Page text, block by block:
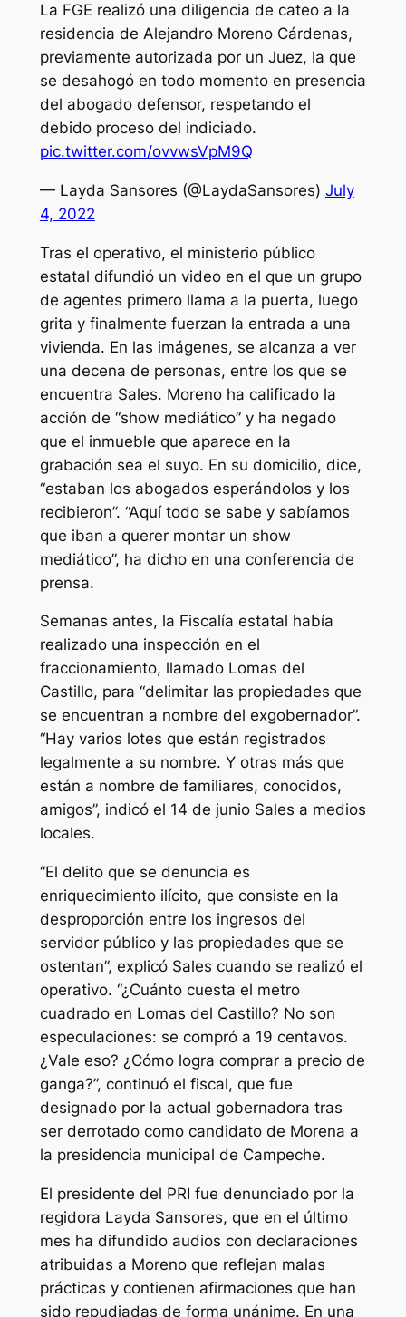
La FGE realizó una diligencia de cateo a la
residencia de Alejandro Moreno Cárdenas,
previamente autorizada por un Juez, la que
se desahogó en todo momento en presencia
del abogado defensor, respetando el
debido proceso del indiciado.
pic.twitter.com/ovvwsVpM9Q
— Layda Sansores (@LaydaSansores) July
4, 2022
Tras el operativo, el ministerio público
estatal difundió un video en el que un grupo
de agentes primero llama a la puerta, luego
grita y finalmente fuerzan la entrada a una
vivienda. En las imágenes, se alcanza a ver
una decena de personas, entre los que se
encuentra Sales. Moreno ha calificado la
acción de “show mediático” y ha negado
que el inmueble que aparece en la
grabación sea el suyo. En su domicilio, dice,
“estaban los abogados esperándolos y los
recibieron”. “Aquí todo se sabe y sabíamos
que iban a querer montar un show
mediático”, ha dicho en una conferencia de
prensa.
Semanas antes, la Fiscalía estatal había
realizado una inspección en el
fraccionamiento, llamado Lomas del
Castillo, para “delimitar las propiedades que
se encuentran a nombre del exgobernador”.
“Hay varios lotes que están registrados
legalmente a su nombre. Y otras más que
están a nombre de familiares, conocidos,
amigos”, indicó el 14 de junio Sales a medios
locales.
“El delito que se denuncia es
enriquecimiento ilícito, que consiste en la
desproporción entre los ingresos del
servidor público y las propiedades que se
ostentan”, explicó Sales cuando se realizó el
operativo. “¿Cuánto cuesta el metro
cuadrado en Lomas del Castillo? No son
especulaciones: se compró a 19 centavos.
¿Vale eso? ¿Cómo logra comprar a precio de
ganga?”, continuó el fiscal, que fue
designado por la actual gobernadora tras
ser derrotado como candidato de Morena a
la presidencia municipal de Campeche.
El presidente del PRI fue denunciado por la
regidora Layda Sansores, que en el último
mes ha difundido audios con declaraciones
atribuidas a Moreno que reflejan malas
prácticas y contienen afirmaciones que han
sido repudiadas de forma unánime. En una